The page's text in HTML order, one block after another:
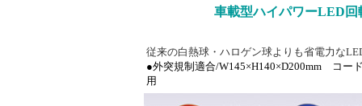
車載型ハイパワーLED
従来の白熱球・ハロゲン球よりも省電力な
●外突規制適合/W145×H140×D200mm コー
用